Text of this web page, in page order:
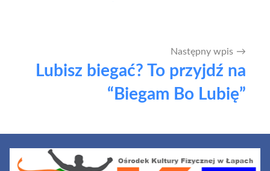
Następny wpis
Lubisz biegać? To przyjdź na
“Biegam Bo Lubię”